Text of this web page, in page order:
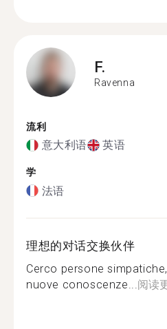
F.
Ravenna
流利
意大利语 英语
学
法语
理想的对话交换伙伴
Cerco persone
nuove conoscenze... 阅读